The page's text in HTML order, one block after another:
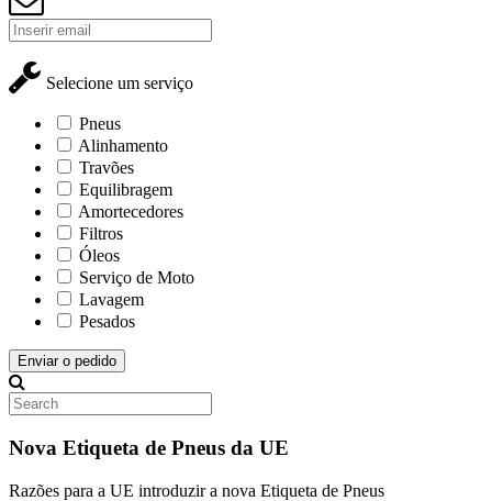
Selecione um serviço
Pneus
Alinhamento
Travões
Equilibragem
Amortecedores
Filtros
Óleos
Serviço de Moto
Lavagem
Pesados
Enviar o pedido
Nova Etiqueta de Pneus da UE
Razões para a UE introduzir a nova Etiqueta de Pneus